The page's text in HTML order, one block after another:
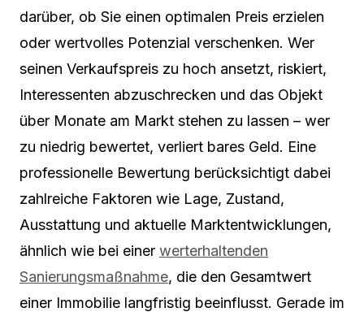
darüber, ob Sie einen optimalen Preis erzielen
oder wertvolles Potenzial verschenken. Wer
seinen Verkaufspreis zu hoch ansetzt, riskiert,
Interessenten abzuschrecken und das Objekt
über Monate am Markt stehen zu lassen – wer
zu niedrig bewertet, verliert bares Geld. Eine
professionelle Bewertung berücksichtigt dabei
zahlreiche Faktoren wie Lage, Zustand,
Ausstattung und aktuelle Marktentwicklungen,
ähnlich wie bei einer werterhaltenden
Sanierungsmaßnahme, die den Gesamtwert
einer Immobilie langfristig beeinflusst. Gerade im